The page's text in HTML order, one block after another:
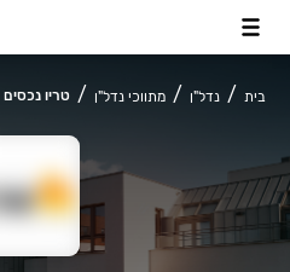
בית נדל"ן מתווכי נדל"ן טריו נכסים